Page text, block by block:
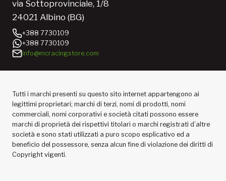
via Sottoprovinciale, 1/8
24021 Albino (BG)
+388 7730109
+388 7730109
info@mcracingstore.com
Tutti i marchi presenti su questo sito internet appartengono ai
legittimi proprietari; marchi di terzi, nomi di prodotti, nomi
commerciali, nomi corporativi e società citati possono essere
marchi di proprietà dei rispettivi titolari o marchi registrati d’altre
società e sono stati utilizzati a puro scopo esplicativo ed a
beneficio del possessore, senza alcun fine di violazione dei diritti di
Copyright vigenti.